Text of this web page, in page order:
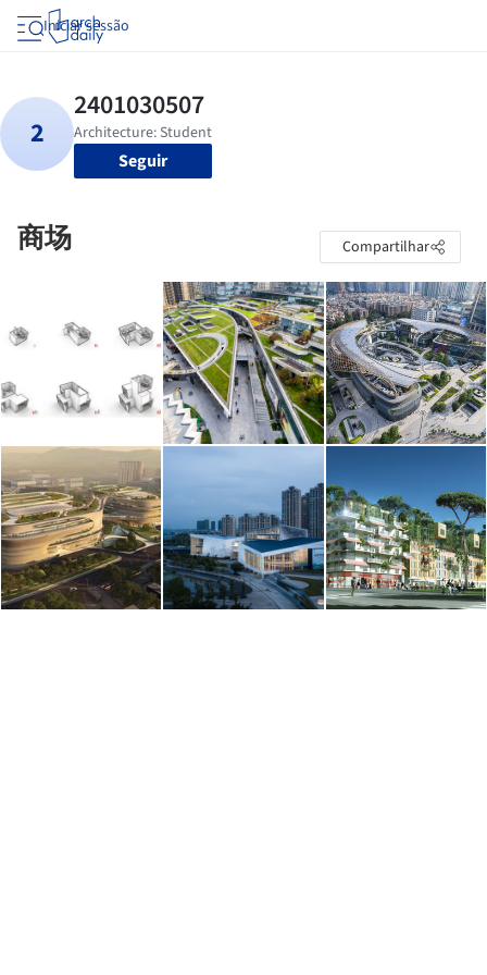
Iniciar sessão
Seguir
商场 Compartilhar